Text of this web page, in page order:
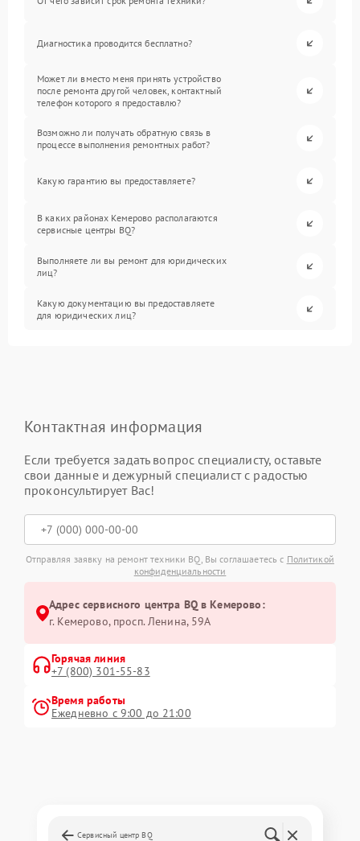
Диагностика проводится бесплатно?
Может ли вместо меня принять устройство
после ремонта другой человек, контактный
телефон которого я предоставлю?
Возможно ли получать обратную связь в
процессе выполнения ремонтных работ?
Какую гарантию вы предоставляете?
В каких районах Кемерово располагаются
сервисные центры BQ?
Выполняете ли вы ремонт для юридических
лиц?
Какую документацию вы предоставляете
для юридических лиц?
Контактная информация
Если требуется задать вопрос специалисту, оставьте
свои данные и дежурный специалист с радостью
проконсультирует Вас!
Отправляя заявку на ремонт техники BQ, Вы соглашаетесь с Политикой
конфиденциальности
Адрес сервисного центра BQ в Кемерово:
г. Кемерово, просп. Ленина, 59А
Горячая линия
+7 (800) 301-55-83
Время работы
Ежедневно с 9:00 до 21:00
Сервисный центр BQ